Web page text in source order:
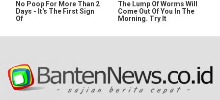
No Poop For More Than 2
Days - It's The First Sign
Of
The Lump Of Worms Will
Come Out Of You In The
Morning. Try It